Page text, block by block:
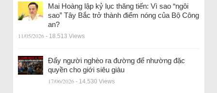
Mai Hoàng lập kỷ lục thăng tiến: Vì sao “ngôi
sao” Tây Bắc trở thành điểm nóng của Bộ Công
an?
11/05/2026 - 18.513 Views
Đẩy người nghèo ra đường để nhường đặc
quyền cho giới siêu giàu
17/06/2026 - 14.530 Views